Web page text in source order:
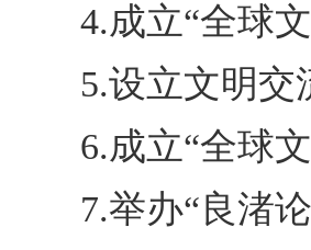
4.成立“全球
5.设立文明交
6.成立“全球
7.举办“良渚论